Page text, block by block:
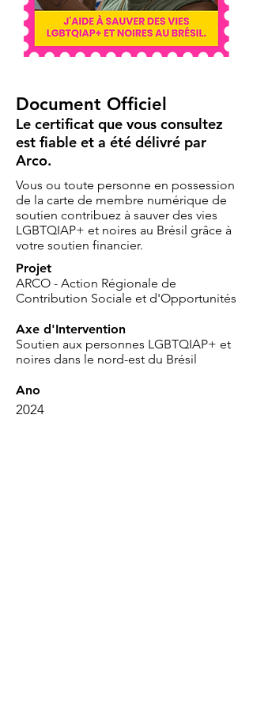
Document Officiel
Le certificat que vous consultez
est fiable et a été délivré par
Arco.
Vous ou toute personne en possession
de la carte de membre numérique de
soutien contribuez à sauver des vies
LGBTQIAP+ et noires au Brésil grâce à
votre soutien financier.
Projet
ARCO - Action Régionale de
Contribution Sociale et d'Opportunités
Axe d'Intervention
Soutien aux personnes LGBTQIAP+ et
noires dans le nord-est du Brésil
Ano
2024